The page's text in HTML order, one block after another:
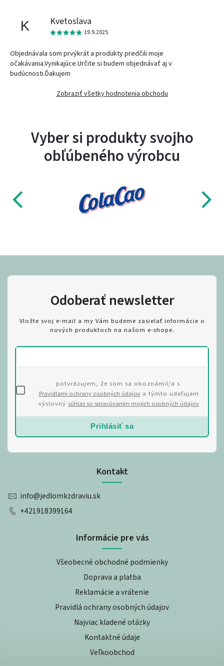
K Kvetoslava
19.9.2025
Objednávala som prvýkrát a produkty predčili moje
očakávania.Vynikajúce.Určite si budem objednávať aj v
budúcnosti.Ďakujem
Zobraziť všetky hodnotenia obchodu
Vyber si produkty svojho
obľúbeného výrobcu
Kontakt
info@jedlomkzdraviu.sk
+421918399164
Informácie pre vás
Všeobecné obchodné podmienky
Doprava a platba
Reklamácie a vrátenie
Pravidlá ochrany osobných údajov
Najviac kladené otázky
Kontaktné údaje
Veľkoobchod
Odoberať newsletter
Vložte svoj e-mail a my Vám budeme zasielať informácie o
nových produktoch na našom e-shope.
potvrdzujem, že som sa oboznámil/a s
Pravidlami ochrany osobných údajova týmto udeľujem
výslovný súhlas so spracúvaním mojich osobných údajov
Prihlásiť sa